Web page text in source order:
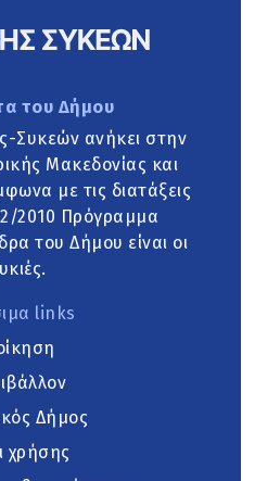
του Δήμου
Συκεών ανήκει στην
Μακεδονίας και
με τις διατάξεις
2010 Πρόγραμμα
του Δήμου είναι οι
links
Δήμος
χρήσης